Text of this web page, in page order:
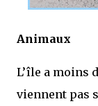
Animaux
L’île a moins
viennent pas